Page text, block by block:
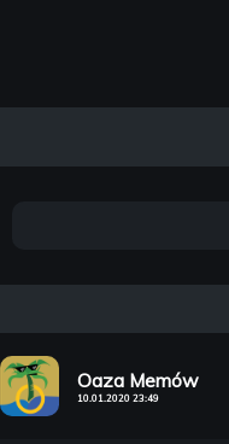
Oaza Memów
10.01.2020 23:49